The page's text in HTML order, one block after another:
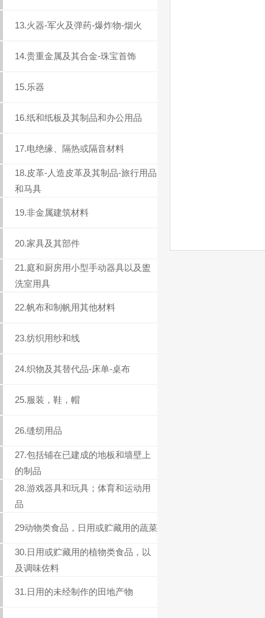
13.火器-军火及弹药-爆炸物-烟火
14.贵重金属及其合金-珠宝首饰
15.乐器
16.纸和纸板及其制品和办公用品
17.电绝缘、隔热或隔音材料
18.皮革-人造皮革及其制品-旅行用品
和马具
19.非金属建筑材料
20.家具及其部件
21.庭和厨房用小型手动器具以及盥
洗室用具
22.帆布和制帆用其他材料
23.纺织用纱和线
24.织物及其替代品-床单-桌布
25.服装，鞋，帽
26.缝纫用品
27.包括铺在已建成的地板和墙壁上
的制品
28.游戏器具和玩具；体育和运动用
品
29动物类食品，日用或贮藏用的蔬菜
30.日用或贮藏用的植物类食品，以
及调味佐料
31.日用的未经制作的田地产物